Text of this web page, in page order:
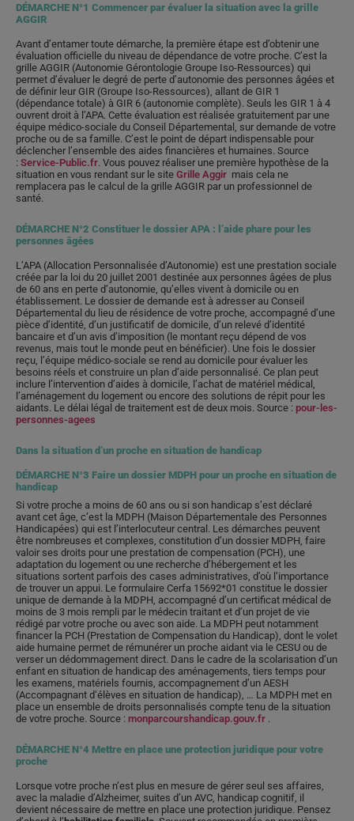
DÉMARCHE N°1 Commencer par évaluer la situation avec la grille
AGGIR
Avant d’entamer toute démarche, la première étape est d’obtenir une
évaluation officielle du niveau de dépendance de votre proche. C’est la
grille AGGIR (Autonomie Gérontologie Groupe Iso-Ressources) qui
permet d’évaluer le degré de perte d’autonomie des personnes âgées et
de définir leur GIR (Groupe Iso-Ressources), allant de GIR 1
(dépendance totale) à GIR 6 (autonomie complète). Seuls les GIR 1 à 4
ouvrent droit à l’APA. Cette évaluation est réalisée gratuitement par une
équipe médico-sociale du Conseil Départemental, sur demande de votre
proche ou de sa famille. C’est le point de départ indispensable pour
déclencher l’ensemble des aides financières et humaines. Source
: Service-Public.fr. Vous pouvez réaliser une première hypothèse de la
situation en vous rendant sur le site Grille Aggir mais cela ne
remplacera pas le calcul de la grille AGGIR par un professionnel de
santé.
DÉMARCHE N°2 Constituer le dossier APA : l’aide phare pour les
personnes âgées
L’APA (Allocation Personnalisée d’Autonomie) est une prestation sociale
créée par la loi du 20 juillet 2001 destinée aux personnes âgées de plus
de 60 ans en perte d’autonomie, qu’elles vivent à domicile ou en
établissement. Le dossier de demande est à adresser au Conseil
Départemental du lieu de résidence de votre proche, accompagné d’une
pièce d’identité, d’un justificatif de domicile, d’un relevé d’identité
bancaire et d’un avis d’imposition (le montant reçu dépend de vos
revenus, mais tout le monde peut en bénéficier). Une fois le dossier
reçu, l’équipe médico-sociale se rend au domicile pour évaluer les
besoins réels et construire un plan d’aide personnalisé. Ce plan peut
inclure l’intervention d’aides à domicile, l’achat de matériel médical,
l’aménagement du logement ou encore des solutions de répit pour les
aidants. Le délai légal de traitement est de deux mois. Source : pour-les-
personnes-agees
Dans la situation d’un proche en situation de handicap
DÉMARCHE N°3 Faire un dossier MDPH pour un proche en situation de
handicap
Si votre proche a moins de 60 ans ou si son handicap s’est déclaré
avant cet âge, c’est la MDPH (Maison Départementale des Personnes
Handicapées) qui est l’interlocuteur central. Les démarches peuvent
être nombreuses et complexes, constitution d’un dossier MDPH, faire
valoir ses droits pour une prestation de compensation (PCH), une
adaptation du logement ou une recherche d’hébergement et les
situations sortent parfois des cases administratives, d’où l’importance
de trouver un appui. Le formulaire Cerfa 15692*01 constitue le dossier
unique de demande à la MDPH, accompagné d’un certificat médical de
moins de 3 mois rempli par le médecin traitant et d’un projet de vie
rédigé par votre proche ou avec son aide. La MDPH peut notamment
financer la PCH (Prestation de Compensation du Handicap), dont le volet
aide humaine permet de rémunérer un proche aidant via le CESU ou de
verser un dédommagement direct. Dans le cadre de la scolarisation d’un
enfant en situation de handicap des aménagements, tiers temps pour
les examens, matériels fournis, accompagnement d’un AESH
(Accompagnant d’élèves en situation de handicap), … La MDPH met en
place un ensemble de droits personnalisés compte tenu de la situation
de votre proche. Source : monparcourshandicap.gouv.fr .
DÉMARCHE N°4 Mettre en place une protection juridique pour votre
proche
Lorsque votre proche n’est plus en mesure de gérer seul ses affaires,
avec la maladie d’Alzheimer, suites d’un AVC, handicap cognitif, il
devient nécessaire de mettre en place une protection juridique. Pensez